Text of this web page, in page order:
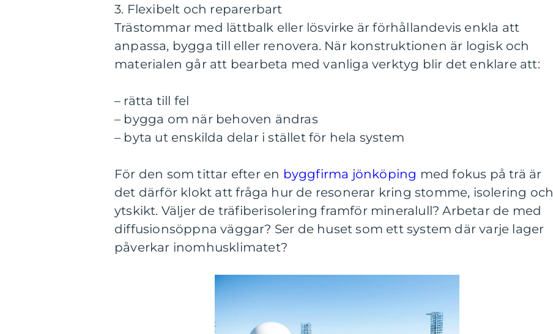
3. Flexibelt och reparerbart
Trästommar med lättbalk eller lösvirke är förhållandevis enkla att
anpassa, bygga till eller renovera. När konstruktionen är logisk och
materialen går att bearbeta med vanliga verktyg blir det enklare att:
– rätta till fel
– bygga om när behoven ändras
– byta ut enskilda delar i stället för hela system
För den som tittar efter en byggfirma jönköping med fokus på trä är
det därför klokt att fråga hur de resonerar kring stomme, isolering och
ytskikt. Väljer de träfiberisolering framför mineralull? Arbetar de med
diffusionsöppna väggar? Ser de huset som ett system där varje lager
påverkar inomhusklimatet?